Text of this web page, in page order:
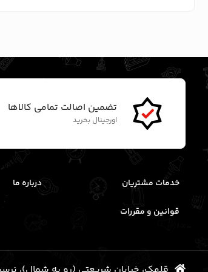
تضمین اصالت تمامی کالاها
اورجینال بخرید
خدمات مشتریان درباره ما
قوانین و مقررات